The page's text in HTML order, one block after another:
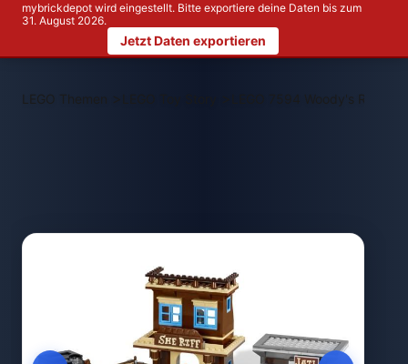
mybrickdepot wird eingestellt. Bitte exportiere deine Daten bis zum
31. August 2026.
Jetzt Daten exportieren
LEGO Themen > LEGO 7594 Woody's